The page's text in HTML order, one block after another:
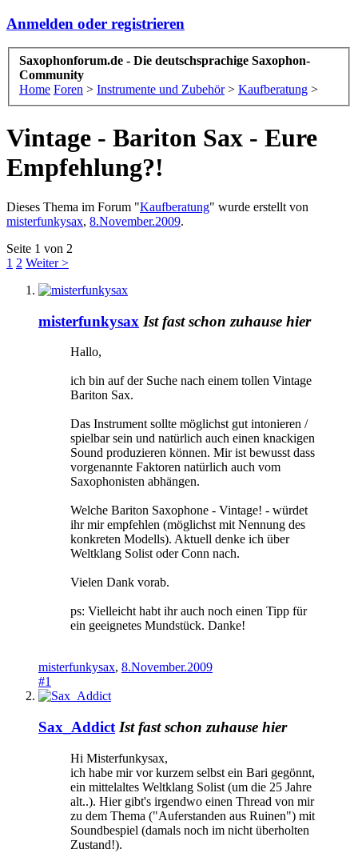
Anmelden oder registrieren
Saxophonforum.de - Die deutschsprachige Saxophon-
Community
Home Foren > Instrumente und Zubehör > Kaufberatung >
Vintage - Bariton Sax - Eure
Empfehlung?!
Dieses Thema im Forum "Kaufberatung" wurde erstellt von
misterfunkysax, 8.November.2009.
Seite 1 von 2
1 2 Weiter >
misterfunkysax Ist fast schon zuhause hier
Hallo,
ich bin auf der Suche nach einem tollen Vintage
Bariton Sax.
Das Instrument sollte möglichst gut intonieren /
spielbar sein und natürlich auch einen knackigen
Sound produzieren können. Mir ist bewusst dass
vorgenannte Faktoren natürlich auch vom
Saxophonisten abhängen.
Welche Bariton Saxophone - Vintage! - würdet
ihr mir empfehlen (möglichst mit Nennung des
konkreten Modells). Aktuell denke ich über
Weltklang Solist oder Conn nach.
Vielen Dank vorab.
ps: Vielleicht habt ihr auch noch einen Tipp für
ein geeignetes Mundstück. Danke!
misterfunkysax, 8.November.2009
#1
Sax_Addict Ist fast schon zuhause hier
Hi Misterfunkysax,
ich habe mir vor kurzem selbst ein Bari gegönnt,
ein mittelaltes Weltklang Solist (um die 25 Jahre
alt..). Hier gibt's irgendwo einen Thread von mir
zu dem Thema ("Auferstanden aus Ruinen") mit
Soundbespiel (damals noch im nicht überholten
Zustand!).